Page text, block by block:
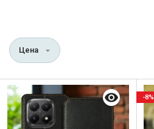
Цена
-8%